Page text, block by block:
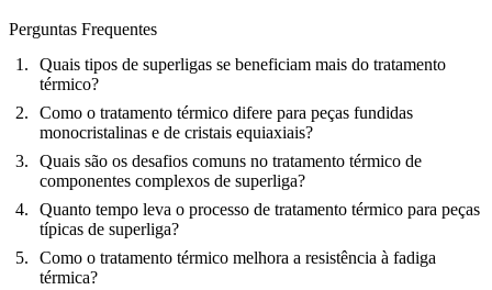
Perguntas Frequentes
Quais tipos de superligas se beneficiam mais do tratamento
térmico?
Como o tratamento térmico difere para peças fundidas
monocristalinas e de cristais equiaxiais?
Quais são os desafios comuns no tratamento térmico de
componentes complexos de superliga?
Quanto tempo leva o processo de tratamento térmico para peças
típicas de superliga?
Como o tratamento térmico melhora a resistência à fadiga
térmica?